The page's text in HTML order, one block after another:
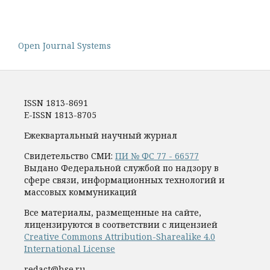
Open Journal Systems
ISSN 1813-8691
E-ISSN 1813-8705
Ежеквартальный научный журнал
Свидетельство СМИ: ПИ № ФС 77 - 66577
Выдано Федеральной службой по надзору в
сфере связи, информационных технологий и
массовых коммуникаций
Все материалы, размещенные на сайте,
лицензируются в соответствии с лицензией
Creative Commons Attribution-Sharealike 4.0
International License